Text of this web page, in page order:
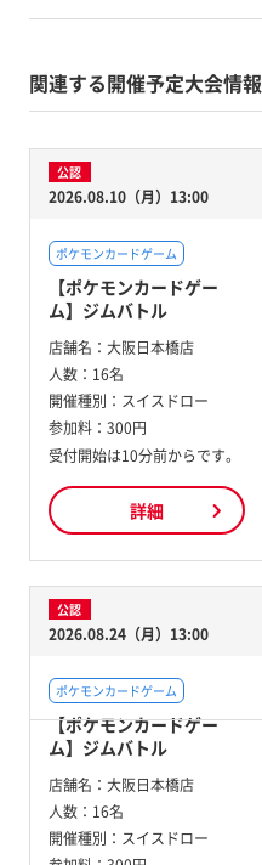
関連する開催予定大会情報
公認
2026.08.10（月）13:00
ポケモンカードゲーム
【ポケモンカードゲー
ム】ジムバトル
店舗名： 大阪日本橋店
人数： 16名
開催種別： スイスドロー
参加料： 300円
受付開始は10分前からです。
詳細
公認
2026.08.24（月）13:00
ポケモンカードゲーム
【ポケモンカードゲー
ム】ジムバトル
店舗名： 大阪日本橋店
人数： 16名
開催種別： スイスドロー